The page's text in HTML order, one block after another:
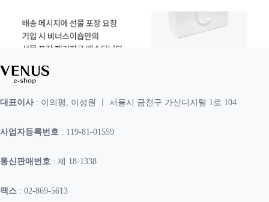
대표이사: 이의평, 이성원 ㅣ 서울시 금천구 가산디지털 1로 104
사업자등록번호 : 119-81-01559
통신판매번호 : 제 18-1338
팩스 : 02-869-5613